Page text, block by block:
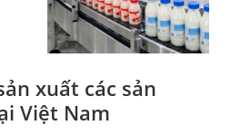
xuất các sản
Việt Nam